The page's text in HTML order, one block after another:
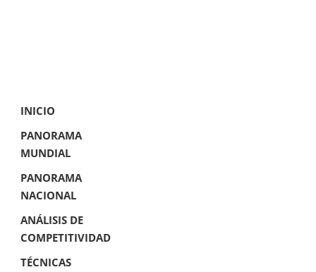
INICIO
PANORAMA
MUNDIAL
PANORAMA
NACIONAL
ANÁLISIS DE
COMPETITIVIDAD
TÉCNICAS